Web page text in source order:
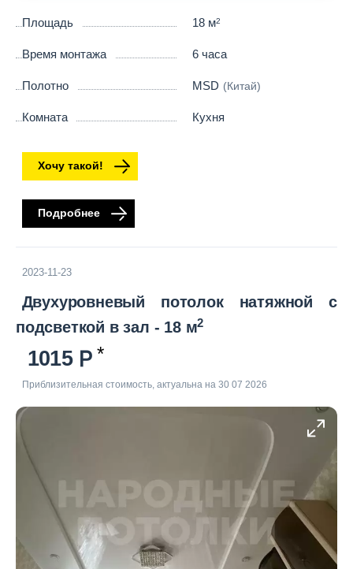
Площадь 18 м2
Время монтажа 6 часа
Полотно MSD (Китай)
Комната Кухня
Хочу такой!
Подробнее
2023-11-23
Двухуровневый потолок натяжной с
подсветкой в зал - 18 м2
1015
Приблизительная стоимость, актуальна на 30 07 2026